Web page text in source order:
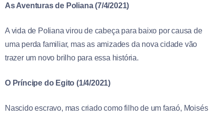
As Aventuras de Poliana (7/4/2021)
A vida de Poliana virou de cabeça para baixo por causa de
uma perda familiar, mas as amizades da nova cidade vão
trazer um novo brilho para essa história.
O Príncipe do Egito (1/4/2021)
Nascido escravo, mas criado como filho de um faraó, Moisés